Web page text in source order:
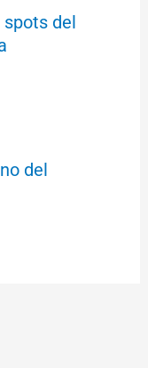
spots del
del